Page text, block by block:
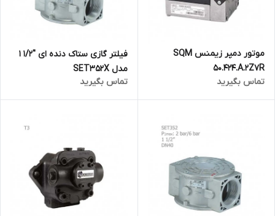
موتور دمپر زیمنس SQM
50.424.A.2Z7R
تماس بگیرید
فیلتر گازی ستاک دنده ای "1/2 1
مدل SET352X
تماس بگیرید